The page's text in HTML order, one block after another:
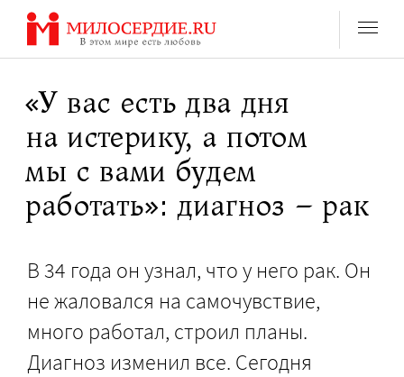
Перейти
содержанию
«У вас есть два дня
на истерику, а потом
мы с вами будем
работать»: диагноз – рак
В 34 года он узнал, что у него рак. Он
не жаловался на самочувствие,
много работал, строил планы.
Диагноз изменил все. Сегодня